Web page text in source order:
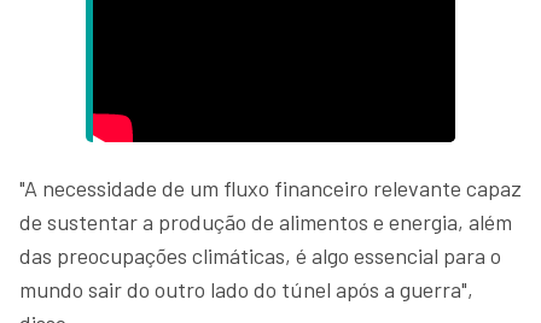
"A necessidade de um fluxo financeiro relevante capaz
de sustentar a produção de alimentos e energia, além
das preocupações climáticas, é algo essencial para o
mundo sair do outro lado do túnel após a guerra",